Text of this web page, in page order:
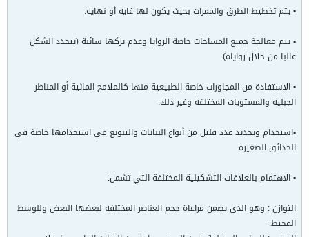
▪ يتم تخطيط الطرق والممرات بحيث يكون لها غاية أو نهاية.
▪ تتم معالجة جميع المساحات خاصة الزوايا وعدم تركها سائبة (يتحدد الشكل
غالبا من خلال زواياه).
▪ الاستفادة من المجاورات خاصة الطبيعية منها كالملامح المائية أو المناظر
الجبلية والمستويات المختلفة وغير ذلك.
▪استخدام وتحديد عدد قليل من أنواع النباتات والتنويع في استخدامها خاصة في
الحدائق الصغيرة
▪ الاهتمام بالعلاقات التشكيلية المختلفة التي تشمل:
التوازن : وهو الذي يضمن مراعاة حجم العناصر المختلفة لبعضها البعض وللوسط
المحيط.